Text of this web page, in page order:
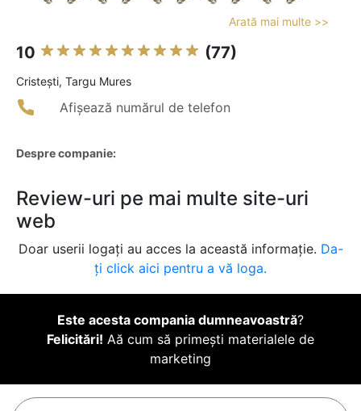
Arată mai multe >>
10 (77)
Cristeşti, Targu Mures
Afișează numărul de telefon
Despre companie:
Review-uri pe mai multe site-uri
web
Doar userii logați au acces la această informație. Da-
ți click aici pentru a vă loga.
Este acesta compania dumneavoastră?
Felicitări! Aă cum să primești materialele de
marketing